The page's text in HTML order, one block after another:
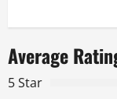
t
a
Average
5 Star